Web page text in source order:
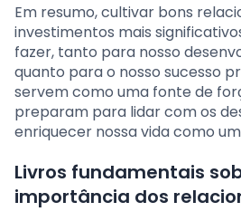
Em resumo, cultivar bons
investimentos mais
fazer, tanto para nosso
quanto para o nosso sucesso
servem como uma fonte de
preparam para lidar com os
enriquecer nossa vida como
Livros fundamentais
importância dos